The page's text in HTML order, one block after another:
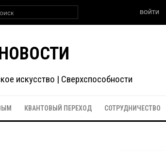
ВОЙТИ
искусство | Сверхспособности
КВАНТОВЫЙ ПЕРЕХОД СОТРУДНИЧЕСТВО